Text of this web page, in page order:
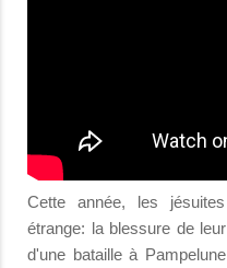
Cette année, les
étrange: la blessure de
d'une bataille à